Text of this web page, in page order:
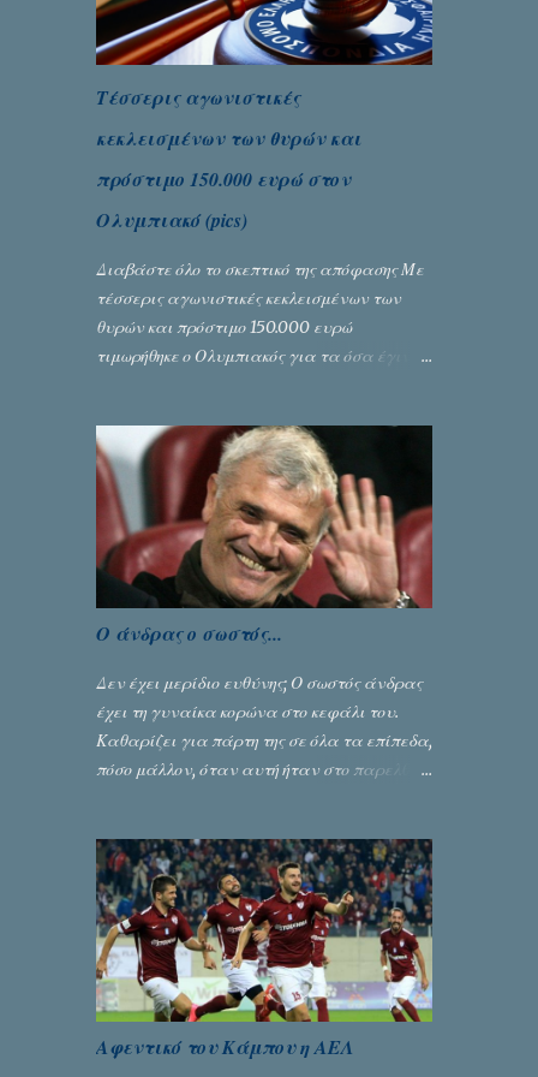
Τέσσερις αγωνιστικές
κεκλεισμένων των θυρών και
πρόστιμο 150.000 ευρώ στον
Ολυμπιακό (pics)
Διαβάστε όλο το σκεπτικό της απόφασης Με
τέσσερις αγωνιστικές κεκλεισμένων των
θυρών και πρόστιμο 150.000 ευρώ
τιμωρήθηκε ο Ολυμπιακός για τα όσα έγιναν
εξάντλησε την αυστηρότητά της,
περισσότερο λόγω του ντόρου που
δημιούργησαν τα ελεγχόμενα ΜΜΕ, αλλά
σε κάθε περίπτωση δεν επέβαλε ποινή
αφαίρεσης βαθμών, όπως απαιτούσαν,
αφού κάτι τέτοιο δεν ήταν εφικτό, σύμφωνα
με τα στοιχεία...
Ο άνδρας ο σωστός...
Δεν έχει μερίδιο ευθύνης; Ο σωστός άνδρας
έχει τη γυναίκα κορώνα στο κεφάλι του.
Καθαρίζει για πάρτη της σε όλα τα επίπεδα,
πόσο μάλλον, όταν αυτή ήταν στο παρελθόν
Αλευρογιάννης
Αφεντικό του Κάμπου η ΑΕΛ